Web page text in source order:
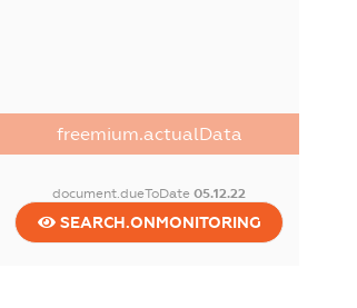
freemium.actualData
document.dueToDate05.12.22
SEARCH.ONMONITORING